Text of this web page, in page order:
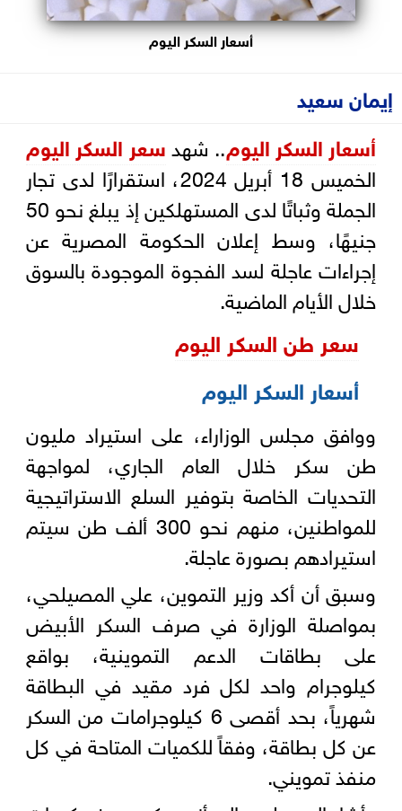
أسعار السكر اليوم
إيمان سعيد
أسعار السكر اليوم.. شهدسعر السكر اليوم
الخميس 18 أبريل 2024، استقرارًا لدى تجار
الجملة وثباتًا لدى المستهلكين إذ يبلغ نحو 50
جنيهًا، وسط إعلان الحكومة المصرية عن
إجراءات عاجلة لسد الفجوة الموجودة بالسوق
خلال الأيام الماضية.
سعر طن السكر اليوم
أسعار السكر اليوم
ووافق مجلس الوزاراء، على استيراد مليون
طن سكر خلال العام الجاري، لمواجهة
التحديات الخاصة بتوفير السلع الاستراتيجية
للمواطنين، منهم نحو 300 ألف طن سيتم
استيرادهم بصورة عاجلة.
وسبق أن أكد وزير التموين، علي المصيلحي،
بمواصلة الوزارة في صرف السكر الأبيض
على بطاقات الدعم التموينية، بواقع
كيلوجرام واحد لكل فرد مقيد في البطاقة
شهرياً، بحد أقصى 6 كيلوجرامات من السكر
عن كل بطاقة، وفقاً للكميات المتاحة في كل
منفذ تمويني.